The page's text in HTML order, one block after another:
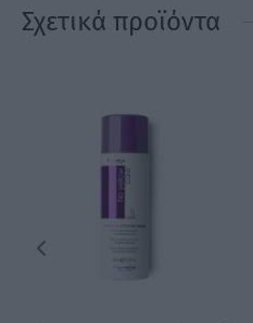
Σχετικά προϊόντα